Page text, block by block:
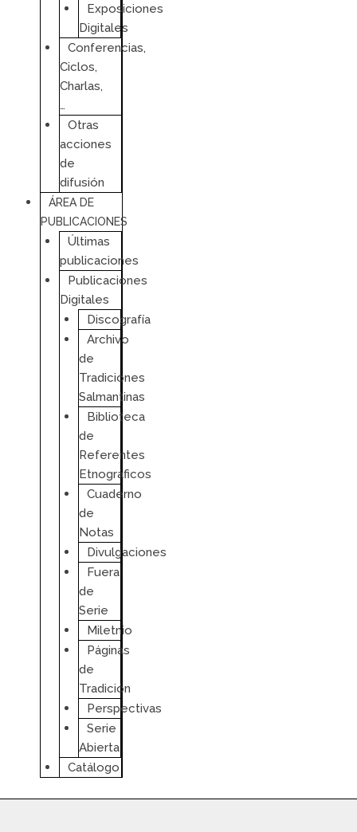
Exposiciones
Digitales
Conferencias,
Ciclos,
Charlas,
…
Otras
acciones
de
difusión
ÁREA DE
PUBLICACIONES
Últimas
publicaciones
Publicaciones
Digitales
Discografía
Archivo
de
Tradiciones
Salmantinas
Biblioteca
de
Referentes
Etnográficos
Cuaderno
de
Notas
Divulgaciones
Fuera
de
Serie
Miletnio
Páginas
de
Tradición
Perspectivas
Serie
Abierta
Catálogo